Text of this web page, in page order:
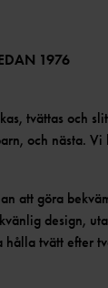
1976
tvättas och
och nästa.
att göra
design,
hålla tvätt efter